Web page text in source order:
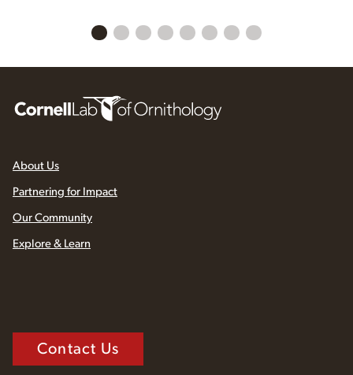
About Us
Partnering for Impact
Our Community
Explore & Learn
Contact Us